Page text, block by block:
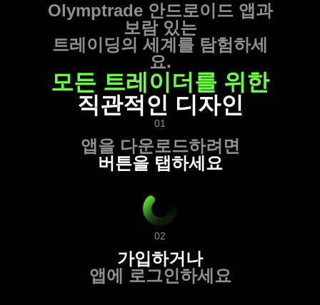
Olymptrade 안드로이드 앱 과
보람 있는
트레이딩의 세계를 탐험하세
요.
모든 트레이더를 위한
직관적인 디자인
01
앱을 다운로드하려면
버튼을 탭하세요
02
가입하거나
앱에 로그인하세요